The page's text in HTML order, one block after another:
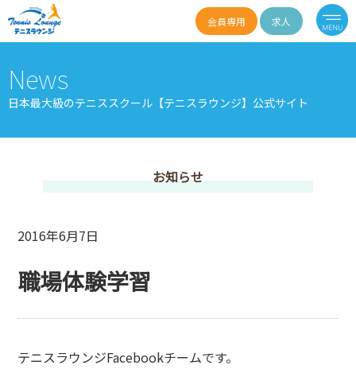
会員専用 求人
News
日本最大級のテニススクール【テニスラウンジ】公式サイト
お知らせ
2016年6月7日
職場体験学習
テニスラウンジFacebookチームです。